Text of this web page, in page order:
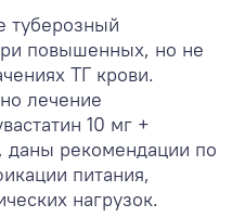
туберозный
повышенных, но не
ТГ крови.
лечение
10 мг +
даны рекомендации по
питания,
нагрузок.